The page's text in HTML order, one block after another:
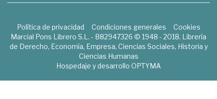
Política de privacidad Condiciones generales
Cookies
Marcial Pons Librero S.L. - B82947326 © 1948 - 2018. Librería
de Derecho, Economía, Empresa, Ciencias Sociales, Historia y
Ciencias Humanas
Hospedaje y desarrollo OPTYMA